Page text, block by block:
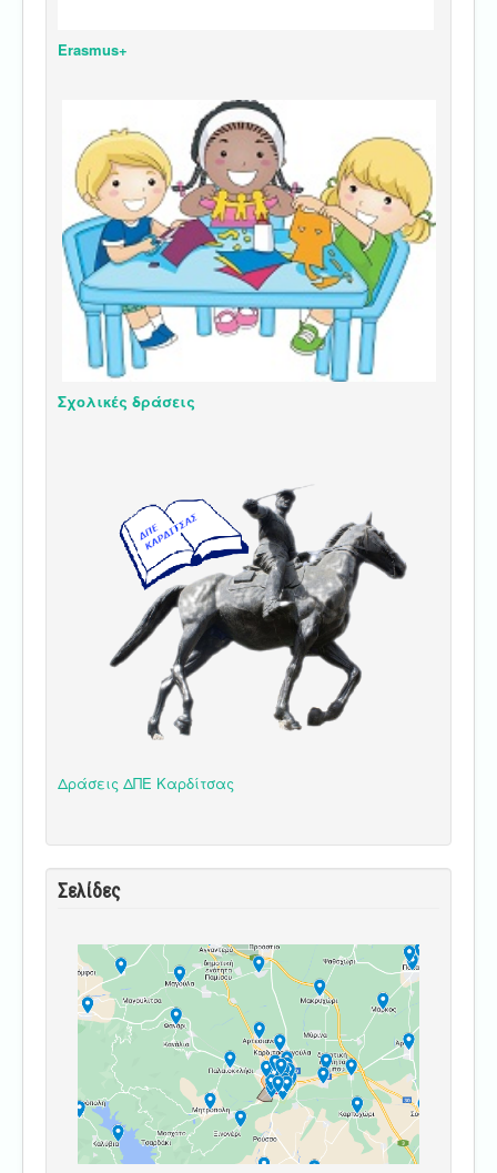
Erasmus+
Σχολικές δράσεις
Δράσεις ΔΠΕ Καρδίτσας
Σελίδες